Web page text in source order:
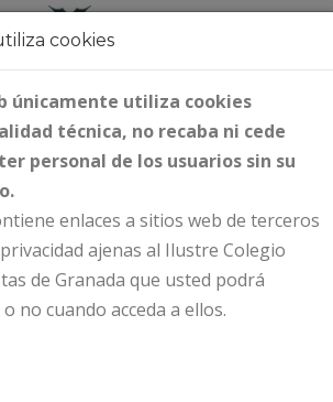
DE
cookies
únicamente utiliza cookies
técnica, no recaba ni cede
personal de los usuarios sin su
enlaces a sitios web de terceros
ajenas al Ilustre Colegio
de Granada que usted podrá
no cuando acceda a ellos.